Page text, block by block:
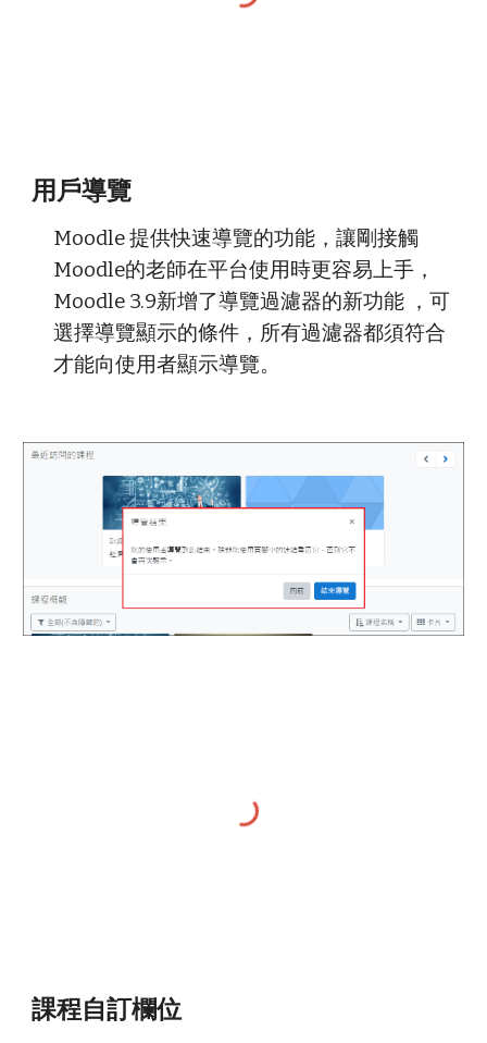
用戶導覽
Moodle 提供快速導覽的功能，讓剛接觸
Moodle的老師在平台使用時更容易上手，
Moodle 3.9新增了導覽過濾器的新功能 ，可
選擇導覽顯示的條件，所有過濾器都須符合
才能向使用者顯示導覽。
課程自訂欄位